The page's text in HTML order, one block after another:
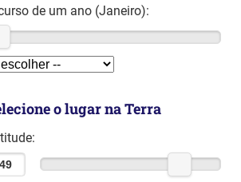
de um ano (Janeiro):
o lugar na Terra